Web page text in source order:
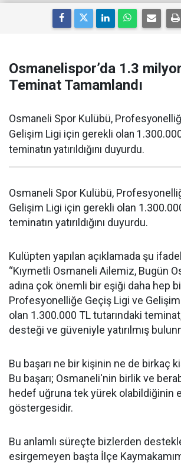
Osmanelispor’da 1.3
Teminat Tamamlandı
Osmaneli Spor Kulübü,
Gelişim Ligi için gerekli olan
teminatın yatırıldığını duyurdu.
Osmaneli Spor Kulübü,
Gelişim Ligi için gerekli olan
teminatın yatırıldığını duyurdu.
Kulüpten yapılan açıklamada şu
“Kıymetli Osmaneli Ailemiz, Bugün
adına çok önemli bir eşiği daha hep
Profesyonelliğe Geçiş Ligi ve
olan 1.300.000 TL tutarındaki
desteği ve güveniyle yatırılmış
Bu başarı ne bir kişinin ne de birkaç
Bu başarı; Osmaneli'nin birlik ve
hedef uğruna tek yürek olabildiğinin
göstergesidir.
Bu anlamlı süreçte bizlerden
esirgemeyen başta İlçe